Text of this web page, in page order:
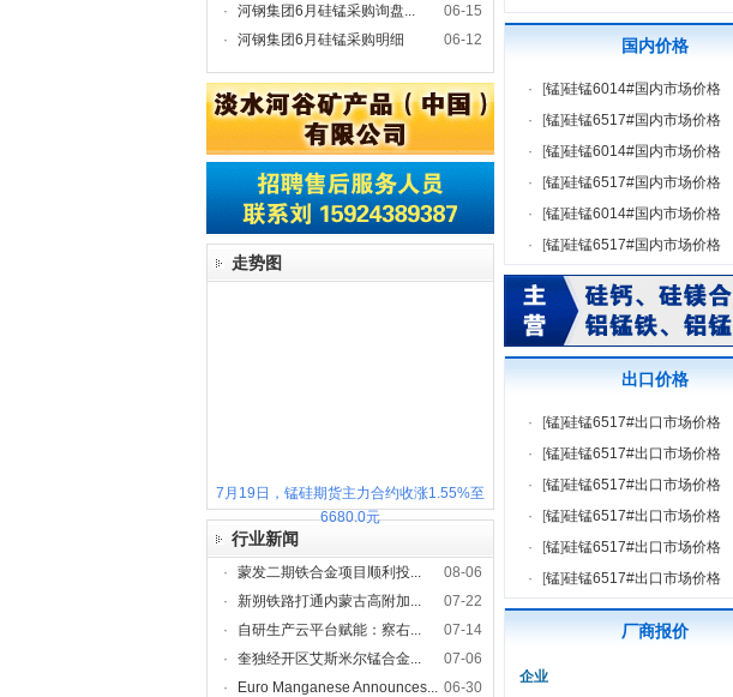
·
河钢集团6月硅锰采购询盘...
06-15
·
河钢集团6月硅锰采购明细 06-12
走势图
7月19日，锰硅期货主力合约收涨1.55%至
6680.0元
行业新闻
· 蒙发二期铁合金项目顺利投...
08-06
·
新朔铁路打通内蒙古高附加...
07-22
·
自研生产云平台赋能：察右...
07-14
·
奎独经开区艾斯米尔锰合金...
07-06
·
Euro Manganese Announces... 06-30
国内价格
· [锰]硅锰6014#国内市场价格
·
[锰]硅锰6517#国内市场价格
·
[锰]硅锰6014#国内市场价格
·
[锰]硅锰6517#国内市场价格
·
[锰]硅锰6014#国内市场价格
·
[锰]硅锰6517#国内市场价格
出口价格
· [锰]硅锰6517#出口市场价格
·
[锰]硅锰6517#出口市场价格
·
[锰]硅锰6517#出口市场价格
·
[锰]硅锰6517#出口市场价格
·
[锰]硅锰6517#出口市场价格
·
[锰]硅锰6517#出口市场价格
厂商报价
企业